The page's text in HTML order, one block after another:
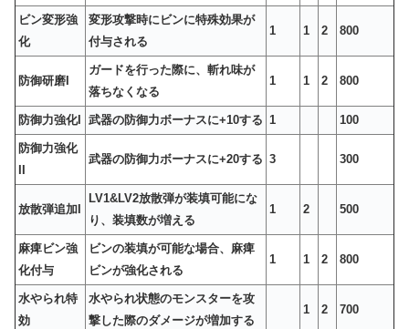
ビン変形強
化
変形攻撃時にビンに特殊効果が
付与される
1 1 2 800
防御研磨I
ガードを行った際に、斬れ味が
落ちなくなる
1 1 2 800
防御力強化I 武器の防御力ボーナスに+10する 1 100
防御力強化
武器の防御力ボーナスに+20する 3 300
放散弾追加I
LV1&LV2放散弾が装填可能にな
り、装填数が増える
1 2 500
麻痺ビン強
化付与
ビンの装填が可能な場合、麻痺
ビンが強化される
1 1 2 800
水やられ特
効
水やられ状態のモンスターを攻
撃した際のダメージが増加する
1 2 700